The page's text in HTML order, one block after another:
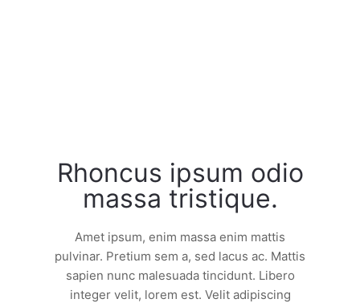
Rhoncus ipsum odio
massa tristique.
Amet ipsum, enim massa enim mattis
pulvinar. Pretium sem a, sed lacus ac. Mattis
sapien nunc malesuada tincidunt. Libero
integer velit, lorem est. Velit adipiscing